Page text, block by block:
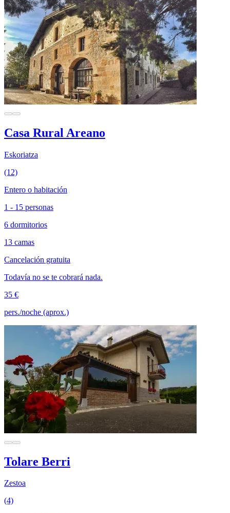
Casa Rural Areano
Eskoriatza
(12)
Entero o habitación
1 - 15 personas
6 dormitorios
13 camas
Cancelación gratuita
Todavía no se te cobrará nada.
35 €
pers./noche (aprox.)
Tolare Berri
Zestoa
(4)